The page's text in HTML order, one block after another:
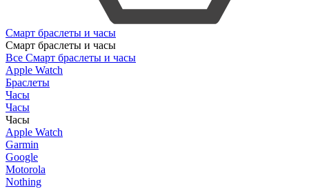
Смарт браслеты и часы
Смарт браслеты и часы
Все Смарт браслеты и часы
Apple Watch
Браслеты
Часы
Часы
Часы
Apple Watch
Garmin
Google
Motorola
Nothing